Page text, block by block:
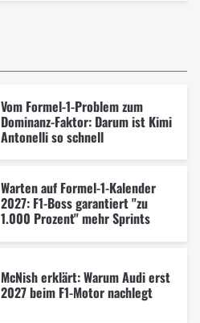
Vom Formel-1-Problem zum
Dominanz-Faktor: Darum ist Kimi
Antonelli so schnell
Warten auf Formel-1-Kalender
2027: F1-Boss garantiert "zu
1.000 Prozent" mehr Sprints
McNish erklärt: Warum Audi erst
2027 beim F1-Motor nachlegt